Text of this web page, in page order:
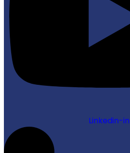
Linkedin-in